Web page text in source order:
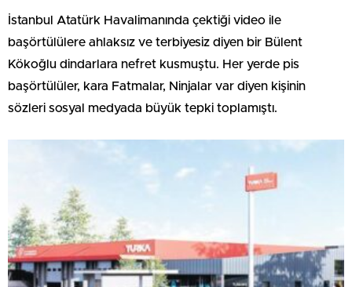
İstanbul Atatürk Havalimanında çektiği video ile
başörtülülere ahlaksız ve terbiyesiz diyen bir Bülent
Kökoğlu dindarlara nefret kusmuştu. Her yerde pis
başörtülüler, kara Fatmalar, Ninjalar var diyen kişinin
sözleri sosyal medyada büyük tepki toplamıştı.